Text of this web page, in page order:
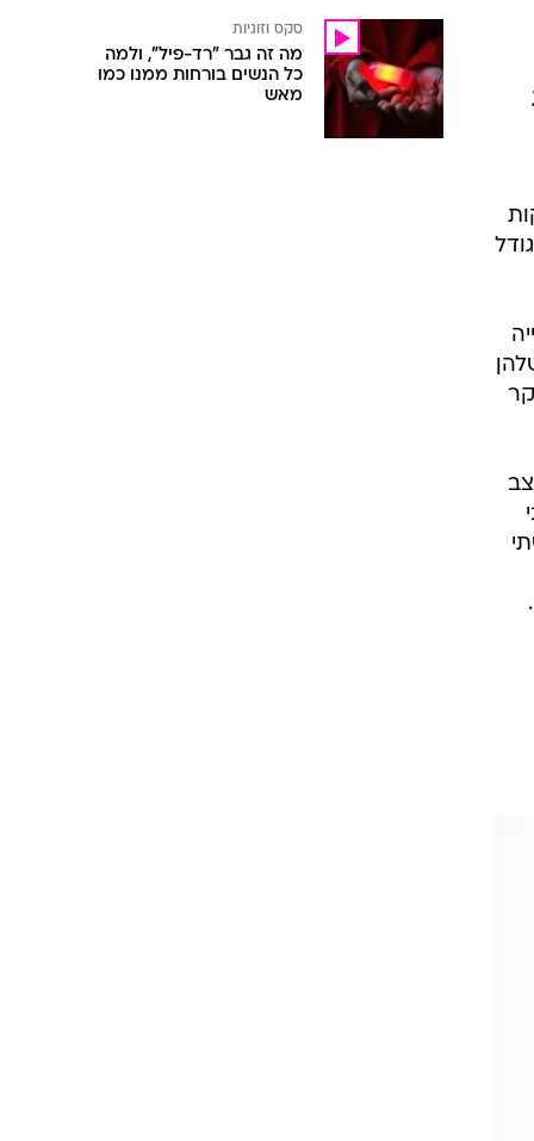
סקס וזוגיות
מה זה גבר "רד-פיל", ולמה
כל הנשים בורחות ממנו כמו
מאש